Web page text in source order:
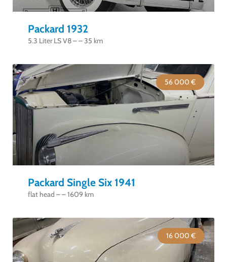
Packard 1932
5.3 Liter LS V8 – – 35 km
56 000 €
Packard Single Six 1941
flat head – – 1609 km
16 000 €